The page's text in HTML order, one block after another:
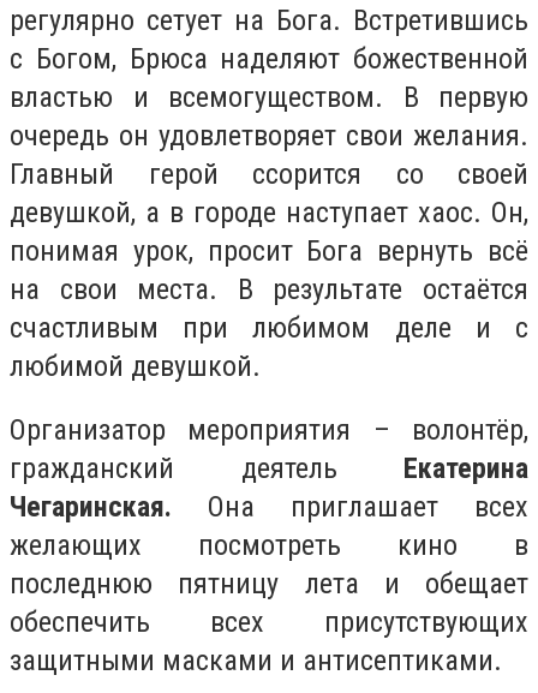
регулярно сетует на Бога. Встретившись
с Богом, Брюса наделяют божественной
властью и всемогуществом. В первую
очередь он удовлетворяет свои желания.
Главный герой ссорится со своей
девушкой, а в городе наступает хаос. Он,
понимая урок, просит Бога вернуть всё
на свои места. В результате остаётся
счастливым при любимом деле и с
любимой девушкой.
Организатор мероприятия – волонтёр,
гражданский деятель Екатерина
Чегаринская. Она приглашает всех
желающих посмотреть кино в
последнюю пятницу лета и обещает
обеспечить всех присутствующих
защитными масками и антисептиками.